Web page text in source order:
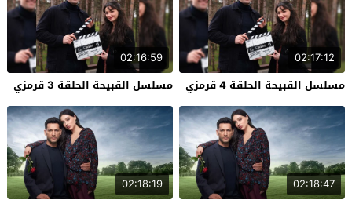
02:17:12
مسلسل القبيحة الحلقة 4 قرمزي
02:16:59
مسلسل القبيحة الحلقة 3 قرمزي
02:18:47
02:18:19